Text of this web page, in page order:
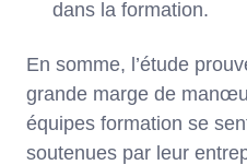
dans la formation.
En somme, l’étude
grande marge de
équipes formation se
soutenues par leur